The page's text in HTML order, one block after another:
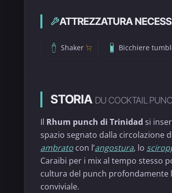
ATTREZZATURA
Shaker Bicchiere
STORIA DU COCKTAIL
Il Rhum punch di Trinidad si
spazio segnato dalla circolazione
ambrato con l’angostura, lo
Caraibi per i mix al tempo stesso
cultura del punch profondamente
conviviale.